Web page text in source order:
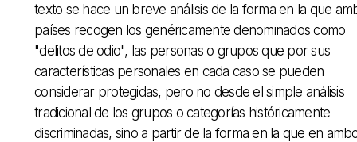
texto se hace un breve análisis de la forma en la que
países recogen los genéricamente denominados como
"delitos de odio", las personas o grupos que por sus
características personales en cada caso se pueden
considerar protegidas, pero no desde el simple análisis
tradicional de los grupos o categorías históricamente
discriminadas, sino a partir de la forma en la que en